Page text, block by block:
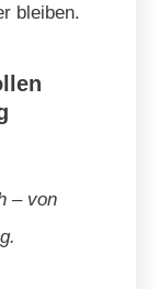
bleiben.
– von